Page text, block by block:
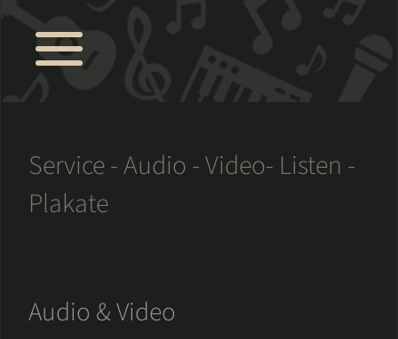
Service - Audio - Video- Listen -
Plakate
Audio & Video